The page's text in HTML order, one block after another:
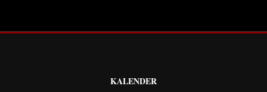
KALENDER